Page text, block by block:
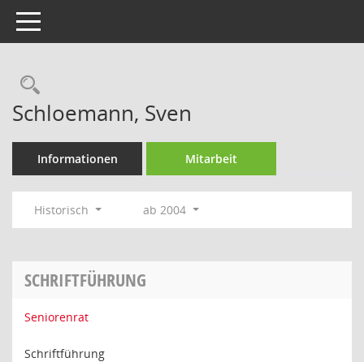
Toggle navigation
Rechercheauswahl
Schloemann, Sven
Informationen Mitarbeit
Historisch ab 2004
SCHRIFTFÜHRUNG
Seniorenrat
Schriftführung